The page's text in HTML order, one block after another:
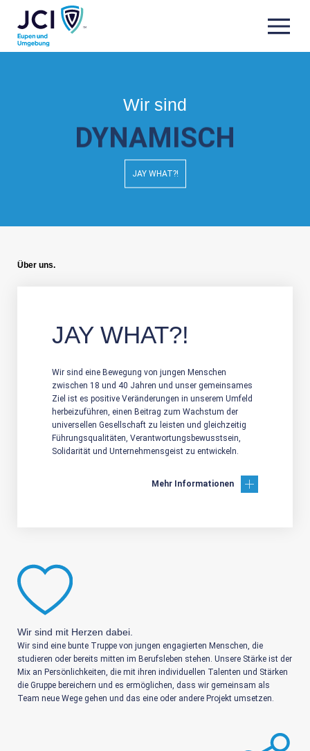
Wir sind
DYNAMISCH
JAY WHAT?!
Über uns.
JAY WHAT?!
Wir sind eine Bewegung von jungen Menschen
zwischen 18 und 40 Jahren und unser gemeinsames
Ziel ist es positive Veränderungen in unserem Umfeld
herbeizuführen, einen Beitrag zum Wachstum der
universellen Gesellschaft zu leisten und gleichzeitig
Führungsqualitäten, Verantwortungsbewusstsein,
Solidarität und Unternehmensgeist zu entwickeln.
Mehr Informationen
Wir sind mit Herzen dabei.
Wir sind eine bunte Truppe von jungen engagierten Menschen, die
studieren oder bereits mitten im Berufsleben stehen. Unsere Stärke ist der
Mix an Persönlichkeiten, die mit ihren individuellen Talenten und Stärken
die Gruppe bereichern und es ermöglichen, dass wir gemeinsam als
Team neue Wege gehen und das eine oder andere Projekt umsetzen.